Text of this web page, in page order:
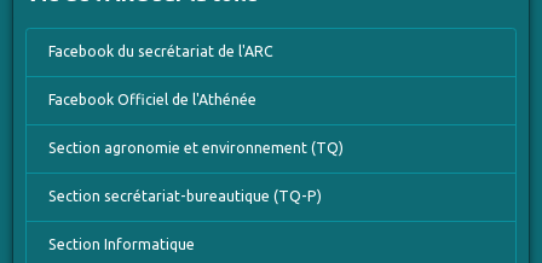
Facebook du secrétariat de l'ARC
Facebook Officiel de l'Athénée
Section agronomie et environnement (TQ)
Section secrétariat-bureautique (TQ-P)
Section Informatique